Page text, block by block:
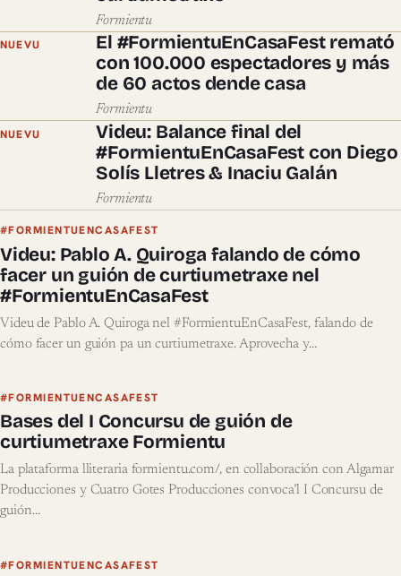
Formientu
NUEVU
El #FormientuEnCasaFest remató
con 100.000 espectadores y más
de 60 actos dende casa
Formientu
NUEVU
Videu: Balance final del
#FormientuEnCasaFest con Diego
Solís Lletres & Inaciu Galán
Formientu
#FORMIENTUENCASAFEST
Videu: Pablo A. Quiroga falando de cómo
facer un guión de curtiumetraxe nel
#FormientuEnCasaFest
Videu de Pablo A. Quiroga nel #FormientuEnCasaFest, falando de
cómo facer un guión pa un curtiumetraxe. Aprovecha y…
#FORMIENTUENCASAFEST
Bases del I Concursu de guión de
curtiumetraxe Formientu
La plataforma lliteraria formientu.com/, en collaboración con Algamar
Producciones y Cuatro Gotes Producciones convoca’l I Concursu de
guión…
#FORMIENTUENCASAFEST